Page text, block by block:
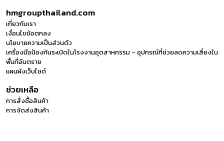
hmgroupthailand.com
เกี่ยวกับเรา
เงื่อนไขข้อตกลง
นโยบายความเป็นส่วนตัว
เครื่องมือป้องกันระเบิดในโรงงานอุตสาหกรรม – อุปกรณ์ที่ช่วยลดความเสี่ยงใน
พื้นที่อันตราย
แผนผังเว็บไซต์
ช่วยเหลือ
การสั่งซื้อสินค้า
การจัดส่งสินค้า